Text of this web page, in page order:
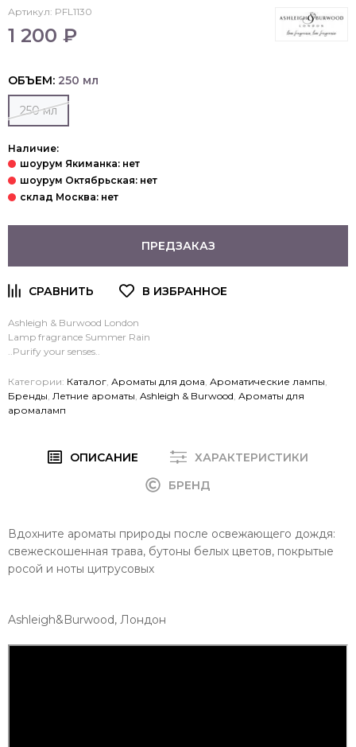
Артикул: PFL1130
1 200 ₽
ОБЪЕМ: 250 мл
250 мл
Наличие:
ПРЕДЗАКАЗ
Ashleigh & Burwood London
Lamp fragrance Summer Rain
..Purify your senses..
Категории: Каталог Ароматы для дома Ароматические лампы
Бренды Летние ароматы Ashleigh & Burwood Ароматы для
аромаламп
ОПИСАНИЕ
ХАРАКТЕРИСТИКИ
БРЕНД
Вдохните ароматы природы после освежающего дождя:
свежескошенная трава, бутоны белых цветов, покрытые
росой и ноты цитрусовых
Ashleigh&Burwood, Лондон